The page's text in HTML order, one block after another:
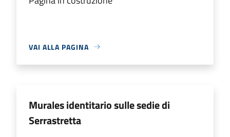
VAI ALLA PAGINA
Murales identitario sulle sedie di
Serrastretta